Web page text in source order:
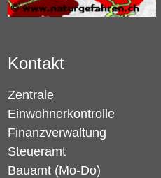
Kontakt
Zentrale
Einwohnerkontrolle
Finanzverwaltung
Steueramt
Bauamt (Mo-Do)